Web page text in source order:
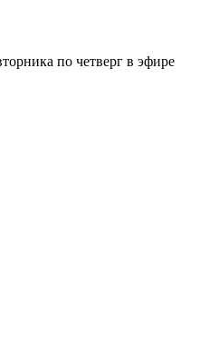
по четверг в эфире